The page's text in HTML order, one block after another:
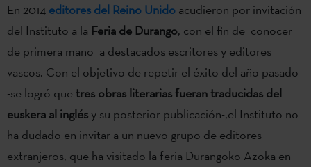
En 2014 editores del Reino Unido acudieron por invitación
del Instituto a la Feria de Durango, con el fin de conocer
de primera mano a destacados escritores y editores
vascos. Con el objetivo de repetir el éxito del año pasado
-se logró que tres obras literarias fueran traducidas del
euskera al inglés y su posterior publicación-,el Instituto no
ha dudado en invitar a un nuevo grupo de editores
extranjeros, que ha visitado la feria Durangoko Azoka en